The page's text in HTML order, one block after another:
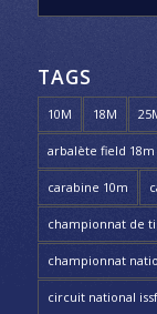
TAGS
10M 18M
arbalète field 18m
carabine 10m
championnat de
championnat
circuit national issf